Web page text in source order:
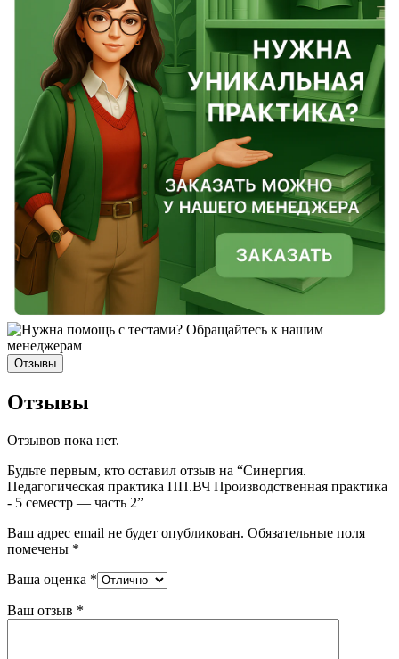
Отзывы
Отзывы
Отзывов пока нет.
Будьте первым, кто оставил отзыв на “Синергия.
Педагогическая практика ПП.ВЧ Производственная практика
- 5 семестр — часть 2”
Ваш адрес email не будет опубликован. Обязательные поля
помечены *
Ваша оценка *
Ваш отзыв *